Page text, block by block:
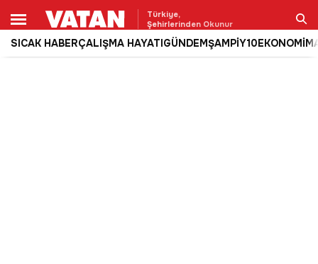
Türkiye,
Şehirlerinden Okunur
SICAK HABERÇALIŞMA HAYATIGÜNDEMŞAMPİY10EKONOMİ
Ara